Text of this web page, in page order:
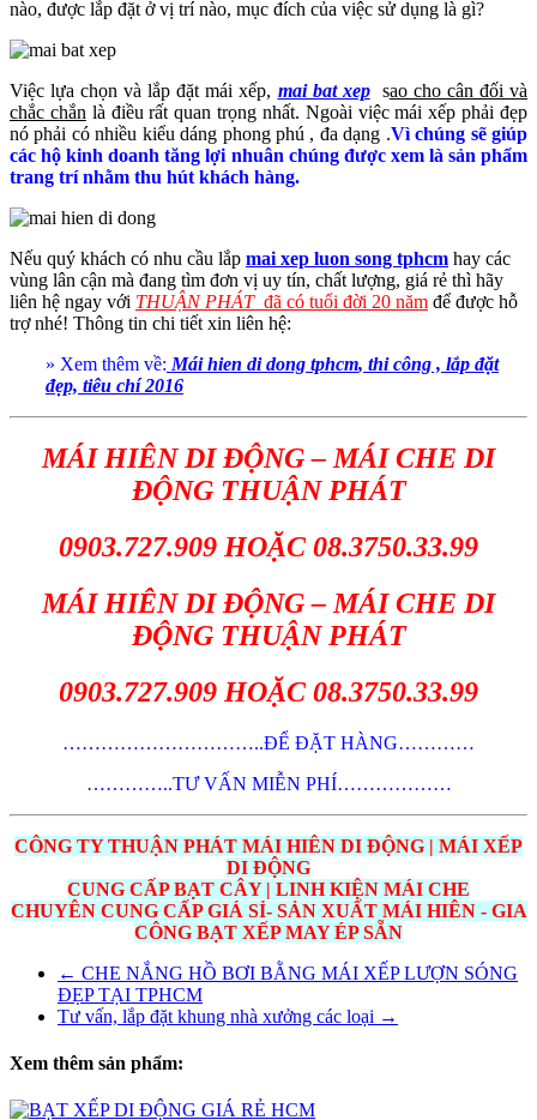
nào, được lắp đặt ở vị trí nào, mục đích của việc sử dụng là gì?
Việc lựa chọn và lắp đặt mái xếp, mai bat xepsao cho cân đối và
chắc chắnlà điều rất quan trọng nhất. Ngoài việc mái xếp phải đẹp
nó phải có nhiều kiểu dáng phong phú , đa dạng .Vì chúng sẽ giúp
các hộ kinh doanh tăng lợi nhuân chúng được xem là sản phẩm
trang trí nhằm thu hút khách hàng.
Nếu quý khách có nhu cầu lắp mai xep luon song tphcm hay các
vùng lân cận mà đang tìm đơn vị uy tín, chất lượng, giá rẻ thì hãy
liên hệ ngay với THUẬN PHÁT đã có tuổi đời 20 năm để được hỗ
trợ nhé! Thông tin chi tiết xin liên hệ:
» Xem thêm về: Mái hien di dong tphcm, thi công , lắp đặt
đẹp, tiêu chí 2016
MÁI HIÊN DI ĐỘNG – MÁI CHE DI
ĐỘNG THUẬN PHÁT
0903.727.909 HOẶC 08.3750.33.99
MÁI HIÊN DI ĐỘNG – MÁI CHE DI
ĐỘNG THUẬN PHÁT
0903.727.909 HOẶC 08.3750.33.99
…………………………..ĐỂ ĐẶT HÀNG…………
…………..TƯ VẤN MIỄN PHÍ………………
CÔNG TY THUẬN PHÁT MÁI HIÊN DI ĐỘNG | MÁI XẾP
DI ĐỘNG
CUNG CẤP BẠT CÂY | LINH KIỆN MÁI CHE
CHUYÊN CUNG CẤP GIÁ SỈ- SẢN XUẤT MÁI HIÊN - GIA
CÔNG BẠT XẾP MAY ÉP SẴN
← CHE NẮNG HỒ BƠI BẰNG MÁI XẾP LƯỢN SÓNG
ĐẸP TẠI TPHCM
Tư vấn, lắp đặt khung nhà xưởng các loại →
Xem thêm sản phẩm: